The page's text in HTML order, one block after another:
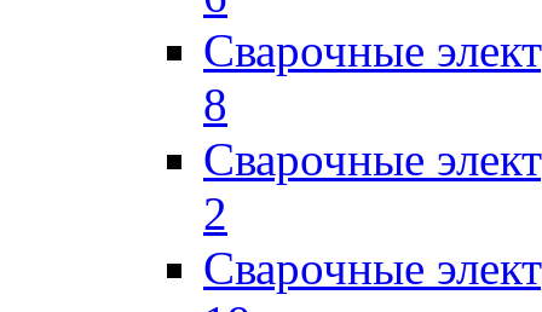
Сварочные
8
Сварочные
2
Сварочные